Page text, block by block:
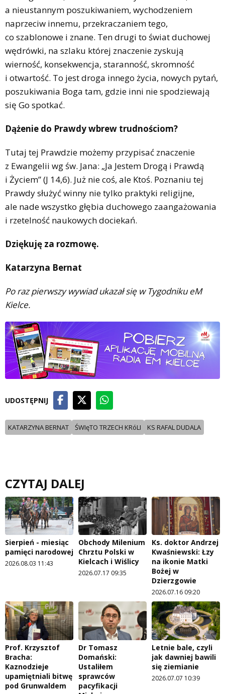
a nieustannym poszukiwaniem, wychodzeniem
naprzeciw innemu, przekraczaniem tego,
co szablonowe i znane. Ten drugi to świat duchowej
wędrówki, na szlaku której znaczenie zyskują
wierność, konsekwencja, staranność, skromność
i otwartość. To jest droga innego życia, nowych pytań,
poszukiwania Boga tam, gdzie inni nie spodziewają
się Go spotkać.
Dążenie do Prawdy wbrew trudnościom?
Tutaj tej Prawdzie możemy przypisać znaczenie
z Ewangelii wg św. Jana: „Ja Jestem Drogą i Prawdą
i Życiem” (J 14,6). Już nie coś, ale Ktoś. Poznaniu tej
Prawdy służyć winny nie tylko praktyki religijne,
ale nade wszystko głębia duchowego zaangażowania
i rzetelność naukowych dociekań.
Dziękuję za rozmowę.
Katarzyna Bernat
Po raz pierwszy wywiad ukazał się w Tygodniku eM
Kielce.
UDOSTĘPNIJ
KATARZYNA BERNAT ŚWIęTO TRZECH KRóLI KS RAFAL DUDALA
CZYTAJ DALEJ
Sierpień - miesiąc
pamięci narodowej
2026.08.03 11:43
Obchody Milenium
Chrztu Polski w
Kielcach i Wiślicy
2026.07.17 09:35
Ks. doktor Andrzej
Kwaśniewski: Łzy
na ikonie Matki
Bożej w
Dzierzgowie
2026.07.16 09:20
Prof. Krzysztof
Bracha:
Kaznodzieje
upamiętniali bitwę
pod Grunwaldem
Dr Tomasz
Domański:
Ustaliłem
sprawców
pacyfikacji
Letnie bale, czyli
jak dawniej bawili
się ziemianie
2026.07.07 10:39